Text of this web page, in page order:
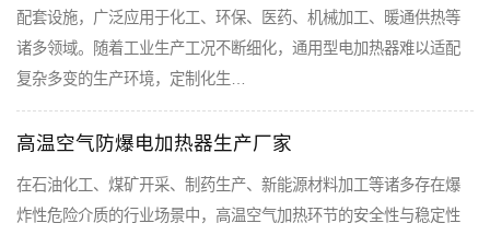
配套设施，广泛应用于化工、环保、医药、机械加工、暖通供热等
诸多领域。随着工业生产工况不断细化，通用型电加热器难以适配
复杂多变的生产环境，定制化生…
高温空气防爆电加热器生产厂家
在石油化工、煤矿开采、制药生产、新能源材料加工等诸多存在爆
炸性危险介质的行业场景中，高温空气加热环节的安全性与稳定性